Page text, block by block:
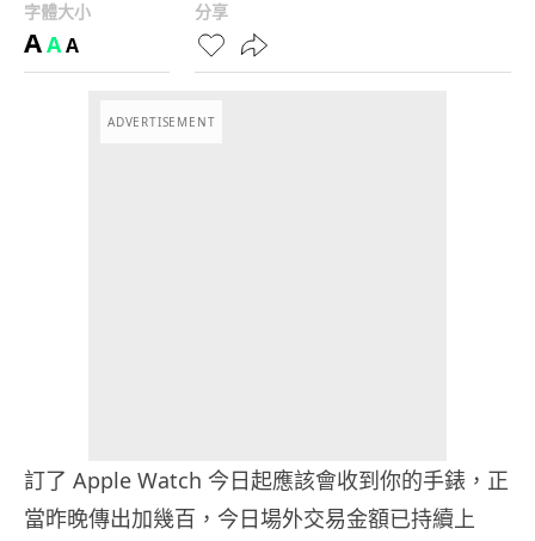
字體大小
AAA
分享
ADVERTISEMENT
訂了 Apple Watch 今日起應該會收到你的手錶，正
當昨晚傳出加幾百，今日場外交易金額已持續上